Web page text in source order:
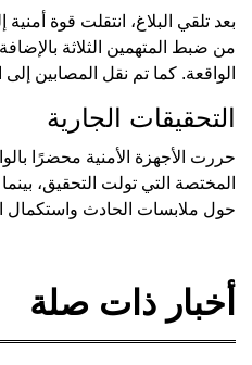
بعد تلقي البلاغ، انتقلت قوة
من ضبط المتهمين الثلاثة
الواقعة. كما تم نقل المصابين
التحقيقات الجارية
حررت الأجهزة الأمنية محضرًا
المختصة التي تولت التحقيق،
حول ملابسات الحادث واستكمال
أخبار ذات صلة